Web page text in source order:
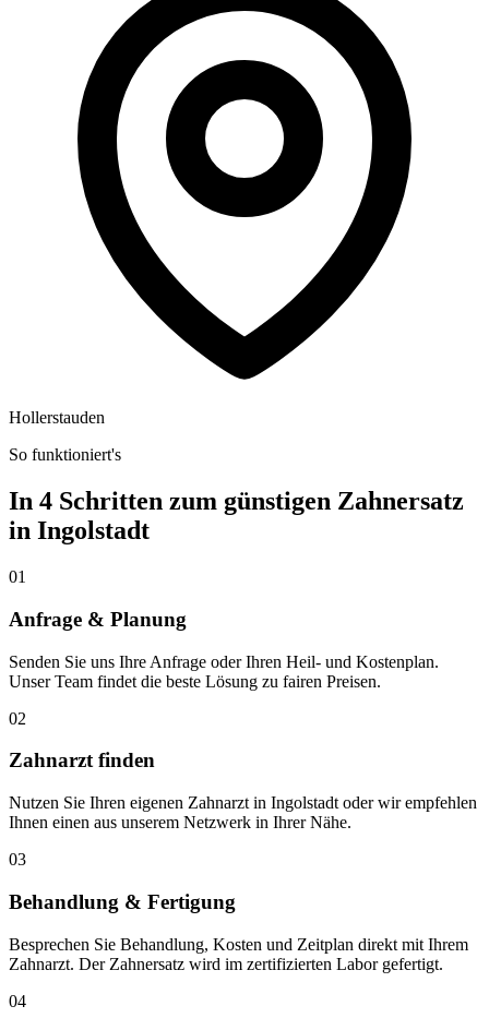
Hollerstauden
So funktioniert's
In 4 Schritten zum günstigen Zahnersatz
in Ingolstadt
01
Anfrage & Planung
Senden Sie uns Ihre Anfrage oder Ihren Heil- und Kostenplan.
Unser Team findet die beste Lösung zu fairen Preisen.
02
Zahnarzt finden
Nutzen Sie Ihren eigenen Zahnarzt in Ingolstadt oder wir empfehlen
Ihnen einen aus unserem Netzwerk in Ihrer Nähe.
03
Behandlung & Fertigung
Besprechen Sie Behandlung, Kosten und Zeitplan direkt mit Ihrem
Zahnarzt. Der Zahnersatz wird im zertifizierten Labor gefertigt.
04